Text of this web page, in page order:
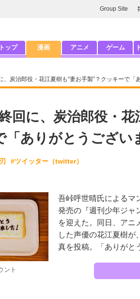
Group Site
トップ 漫画 アニメ ゲーム
、炭治郎役・花江夏樹も“妻お手製”？クッキーで「
回に、炭治郎役・
「ありがとうござい
#ツイッター（twitter）
ント
吾峠呼世晴氏によるマ
発売の『週刊少年ジャ
を迎えた。同日、アニ
した声優の花江夏樹が
真を投稿。「ありがと